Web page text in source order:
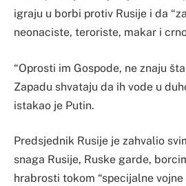
igraju u borbi protiv Rusije i da
neonaciste, teroriste, makar i
“Oprosti im Gospode, ne znaju
Zapadu shvataju da ih vode u
istakao je Putin.
Predsjednik Rusije je zahvalio
snaga Rusije, Ruske garde,
hrabrosti tokom “specijalne vojne